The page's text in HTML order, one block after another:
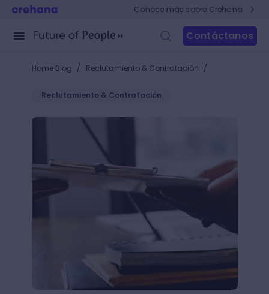
Conoce más sobre Crehana
Contáctanos
Home Blog / Reclutamiento & Contratación /
Reclutamiento & Contratación
¿Qué es el reclutamiento en Recursos Humanos y